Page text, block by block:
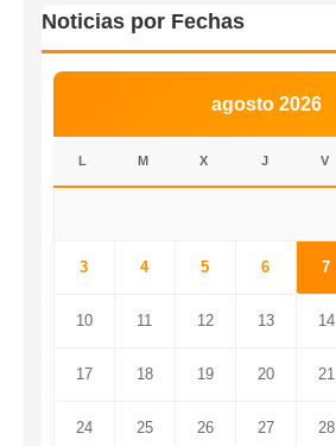
Noticias por Fechas
agosto 2026
L M X J V
3 4 5 6 7
10 11 12 13 14
17 18 19 20 21
24 25 26 27 28